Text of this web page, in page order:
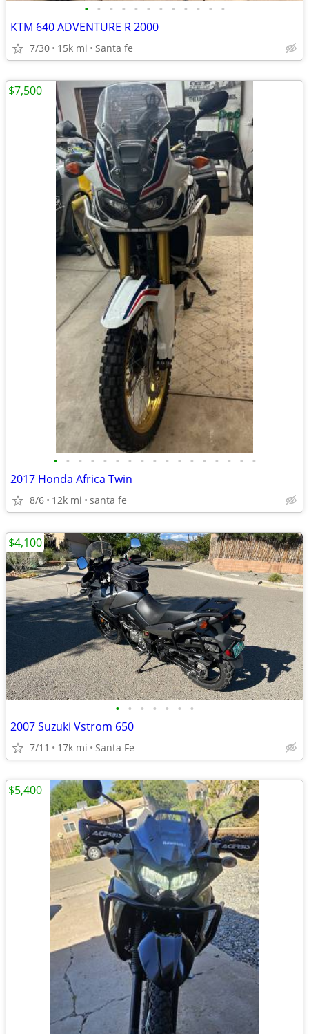
• • • • • • • • • • • •
KTM 640 ADVENTURE R 2000
7/30 15k mi Santa fe
• • • • • • • • • • • • • • • • •
2017 Honda Africa Twin
8/6 12k mi santa fe
$7,500
• • • • • • •
2007 Suzuki Vstrom 650
7/11 17k mi Santa Fe
$4,100
$5,400